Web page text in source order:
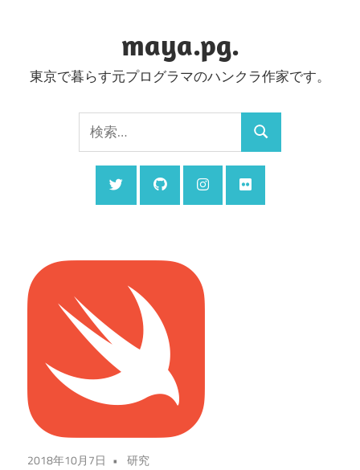
ン
maya.pg.
東京で暮らす元プログラマのハンクラ作家です。
索:
検
索
2018年10月7日 研究